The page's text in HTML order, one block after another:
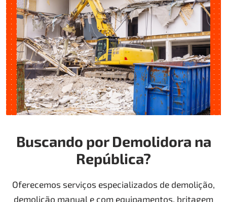
Buscando por Demolidora na
República?
Oferecemos serviços especializados de demolição,
demolição manual e com equipamentos, britagem